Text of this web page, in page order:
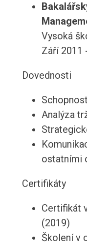
Vysoká
Září 2011
Dovednosti
Analýza
ostatními
Certifikáty
Certifikát
(2019)
Školení v